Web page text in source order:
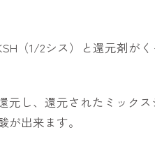
（1/2シス）と還元剤が
し、還元されたミックス
出来ます。